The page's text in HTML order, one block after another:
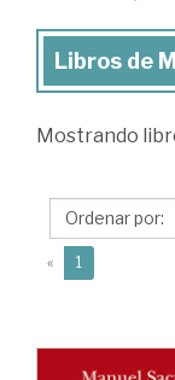
Libros
Martín,
José
Libros de
Mostrando
« 1